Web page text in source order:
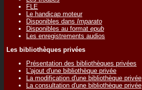
FLE
Le handicap moteur
Disponibles dans Imparato
Disponibles au format epub
Les enregistrements audios
Les bibliothèques privées
Présentation des bibliothèques privées
L'ajout d'une bibliothèque privée
La modification d'une bibliothèque privée
La consultation d'une bibliothèque privée